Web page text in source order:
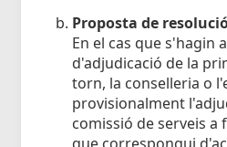
Proposta de
En el cas que s'hagin
d'adjudicació de la
torn, la conselleria o
provisionalment
comissió de serveis a